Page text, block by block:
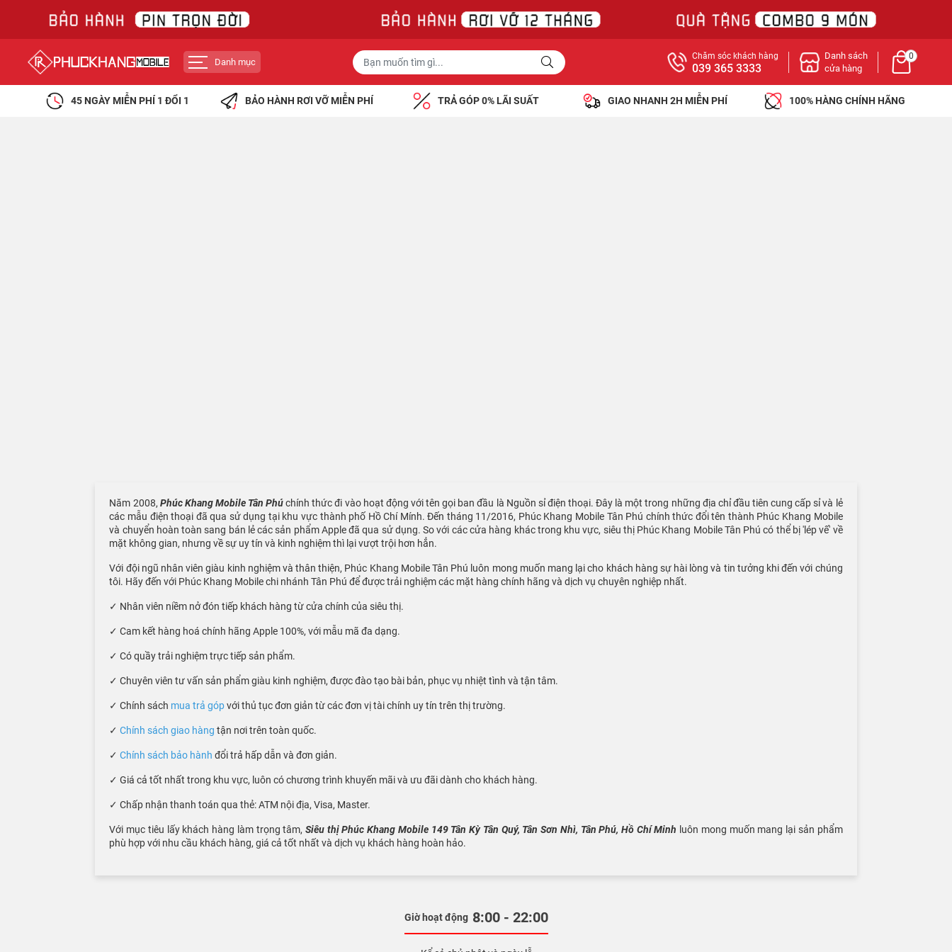
Danh mục
Chăm sóc khách hàng
039 365 3333
Danh sách
cửa hàng
0
45 NGÀY MIỄN PHÍ 1 ĐỔI 1 BẢO HÀNH RƠI VỠ MIỄN PHÍ TRẢ GÓP 0% LÃI SUẤT GIAO NHANH 2H MIỄN PHÍ 100% HÀNG CHÍNH HÃNG
Năm 2008, Phúc Khang Mobile Tân Phúchính thức đi vào hoạt động với tên gọi ban đầu là Nguồn sỉ điện thoại. Đây là một trong những địa chỉ đầu tiên cung cấp sỉ và lẻ
các mẫu điện thoại đã qua sử dụng tại khu vực thành phố Hồ Chí Mính. Đến tháng 11/2016, Phúc Khang Mobile Tân Phú chính thức đổi tên thành Phúc Khang Mobile
và chuyển hoàn toàn sang bán lẻ các sản phẩm Apple đã qua sử dụng. So với các cửa hàng khác trong khu vực, siêu thị Phúc Khang Mobile Tân Phú có thể bị 'lép vế' về
mặt không gian, nhưng về sự uy tín và kinh nghiệm thì lại vượt trội hơn hẳn.
Với đội ngũ nhân viên giàu kinh nghiệm và thân thiện, Phúc Khang Mobile Tân Phú luôn mong muốn mang lại cho khách hàng sự hài lòng và tin tưởng khi đến với chúng
tôi. Hãy đến với Phúc Khang Mobile chi nhánh Tân Phú để được trải nghiệm các mặt hàng chính hãng và dịch vụ chuyên nghiệp nhất.
✓ Nhân viên niềm nở đón tiếp khách hàng từ cửa chính của siêu thị.
✓ Cam kết hàng hoá chính hãng Apple 100%, với mẫu mã đa dạng.
✓ Có quầy trải nghiệm trực tiếp sản phẩm.
✓ Chuyên viên tư vấn sản phẩm giàu kinh nghiệm, được đào tạo bài bản, phục vụ nhiệt tình và tận tâm.
✓ Chính sách mua trả gópvới thủ tục đơn giản từ các đơn vị tài chính uy tín trên thị trường.
✓Chính sách giao hàng tận nơi trên toàn quốc.
✓Chính sách bảo hành đổi trả hấp dẫn và đơn giản.
✓ Giá cả tốt nhất trong khu vực, luôn có chương trình khuyến mãi và ưu đãi dành cho khách hàng.
✓ Chấp nhận thanh toán qua thẻ: ATM nội địa, Visa, Master.
Với mục tiêu lấy khách hàng làm trọng tâm,Siêu thị Phúc Khang Mobile 149 Tân Kỳ Tân Quý, Tân Sơn Nhì, Tân Phú, Hồ Chí Minh luôn mong muốn mang lại sản phẩm
phù hợp với nhu cầu khách hàng, giá cả tốt nhất và dịch vụ khách hàng hoàn hảo.
Giờ hoạt động 8:00 - 22:00